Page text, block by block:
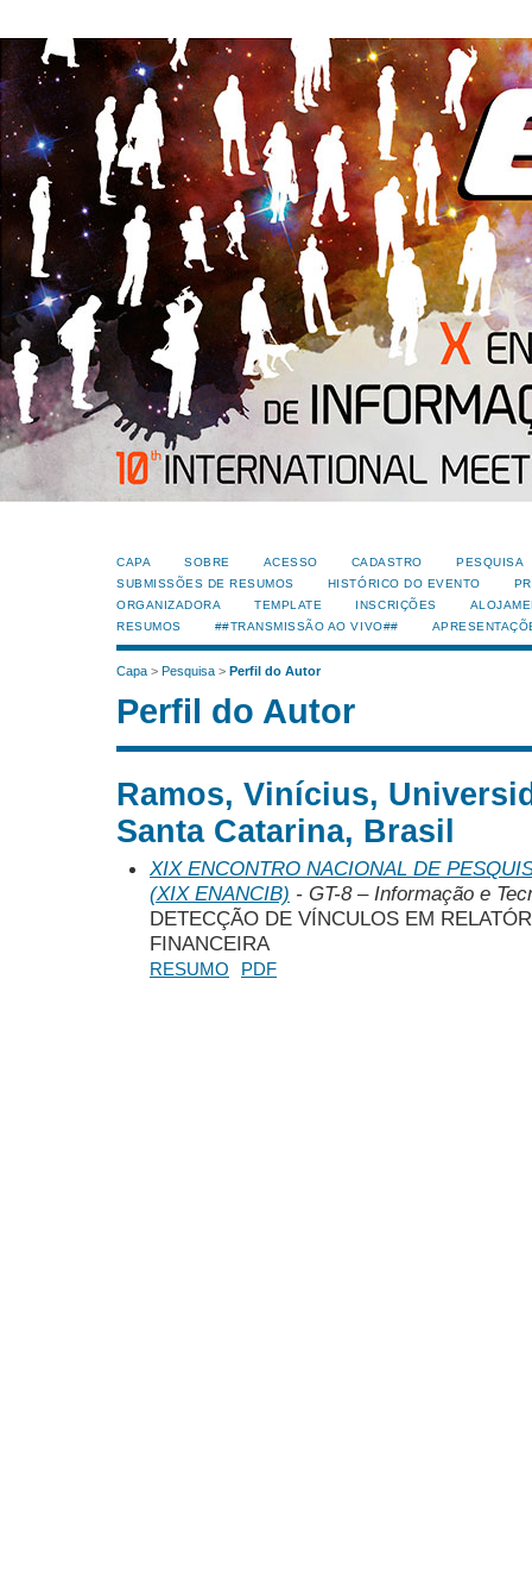
CAPA SOBRE ACESSO CADASTRO
PESQUISA
SUBMISSÕES DE RESUMOS
HISTÓRICO DO EVENTO
ORGANIZADORA
TEMPLATE INSCRIÇÕES
RESUMOS
##TRANSMISSÃO AO VIVO##
Capa > Pesquisa > Perfil do Autor
Perfil do Autor
Ramos, Vinícius,
Santa Catarina, Brasil
XIX ENCONTRO NACIONAL DE
(XIX ENANCIB) - GT-8 – Informação e
DETECÇÃO DE VÍNCULOS EM
FINANCEIRA
RESUMO PDF